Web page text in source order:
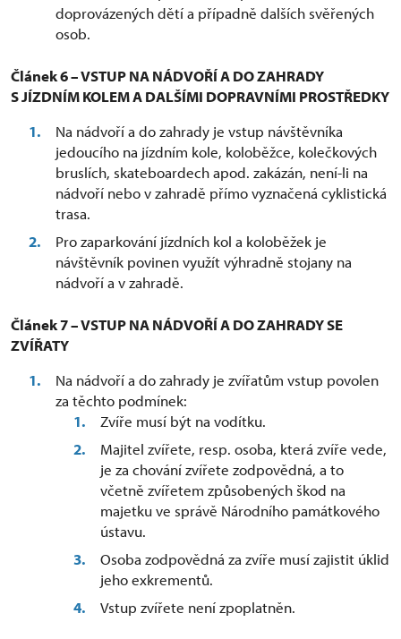
doprovázených dětí a případně dalších svěřených
osob.
Článek 6 – VSTUP NA NÁDVOŘÍ A DO ZAHRADY
S JÍZDNÍM KOLEM A DALŠÍMI DOPRAVNÍMI PROSTŘEDKY
Na nádvoří a do zahrady je vstup návštěvníka
jedoucího na jízdním kole, koloběžce, kolečkových
bruslích, skateboardech apod. zakázán, není-li na
nádvoří nebo v zahradě přímo vyznačená cyklistická
trasa.
Pro zaparkování jízdních kol a koloběžek je
návštěvník povinen využít výhradně stojany na
nádvoří a v zahradě.
Článek 7 – VSTUP NA NÁDVOŘÍ A DO ZAHRADY SE
ZVÍŘATY
Na nádvoří a do zahrady je zvířatům vstup povolen
za těchto podmínek:
Zvíře musí být na vodítku.
Majitel zvířete, resp. osoba, která zvíře vede,
je za chování zvířete zodpovědná, a to
včetně zvířetem způsobených škod na
majetku ve správě Národního památkového
ústavu.
Osoba zodpovědná za zvíře musí zajistit úklid
jeho exkrementů.
Vstup zvířete není zpoplatněn.